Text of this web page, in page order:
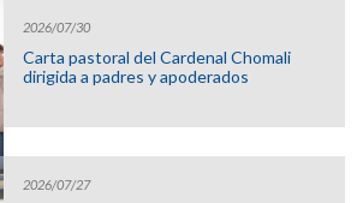
2026/07/30
Carta pastoral del Cardenal Chomali
dirigida a padres y apoderados
2026/07/27